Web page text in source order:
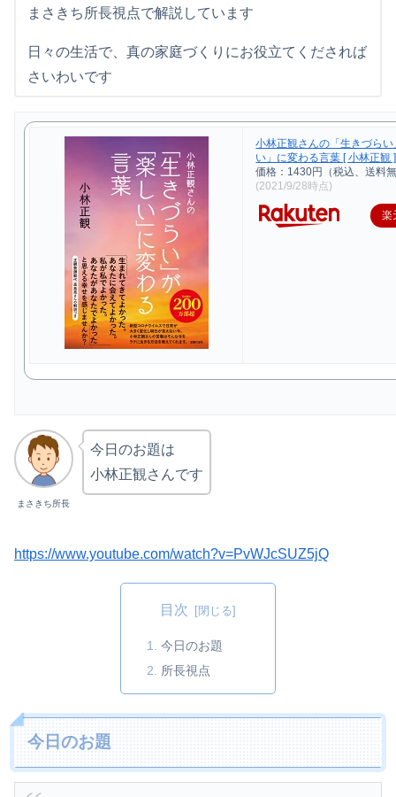
まさきち所長視点で解説しています
日々の生活で、真の家庭づくりにお役立てくだされば
さいわいです
小林正観さんの「生きづら
い」に変わる言葉 [ 小林正観 ]
価格：1430円（税込、送料
(2021/9/28時点)
楽
まさきち所長
今日のお題は
小林正観さんです
https://www.youtube.com/watch?v=PvWJcSUZ5jQ
目次
今日のお題
所長視点
今日のお題